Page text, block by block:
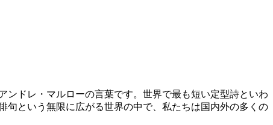
ンドレ・マルローの言葉です。世界で最も短い定型詩といわ
句という無限に広がる世界の中で、私たちは国内外の多くの